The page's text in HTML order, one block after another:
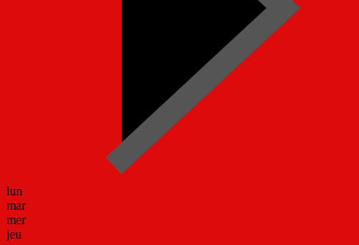
lun
mar
mer
jeu